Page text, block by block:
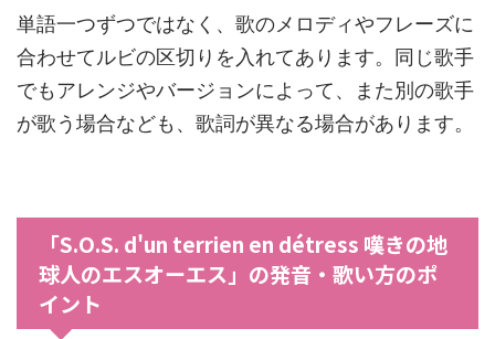
単語一つずつではなく、歌のメロディやフレーズに
合わせてルビの区切りを入れてあります。同じ歌手
でもアレンジやバージョンによって、また別の歌手
が歌う場合なども、歌詞が異なる場合があります。
「S.O.S. d'un terrien en détress 嘆きの地
球人のエスオーエス」の発音・歌い方のポ
イント